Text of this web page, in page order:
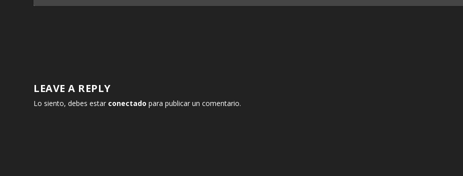
LEAVE A REPLY
Lo siento, debes estar conectado para publicar un comentario.